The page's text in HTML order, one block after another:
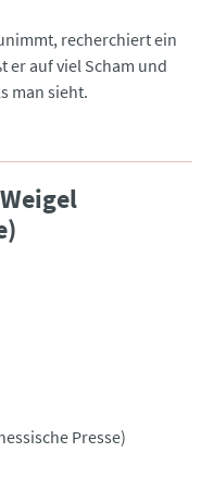
recherchiert ein
er auf viel Scham und
man sieht.
Presse)